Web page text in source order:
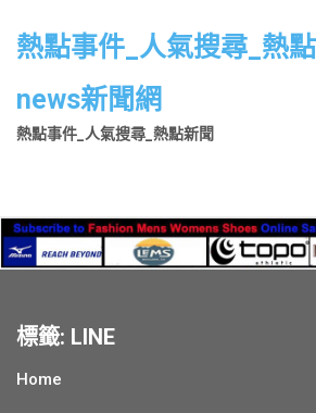
熱點事件_人氣搜尋_熱
news新聞網
熱點事件_人氣搜尋_熱點新聞
標籤: LINE
Home